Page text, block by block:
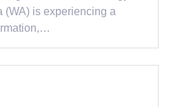
(WA) is experiencing a